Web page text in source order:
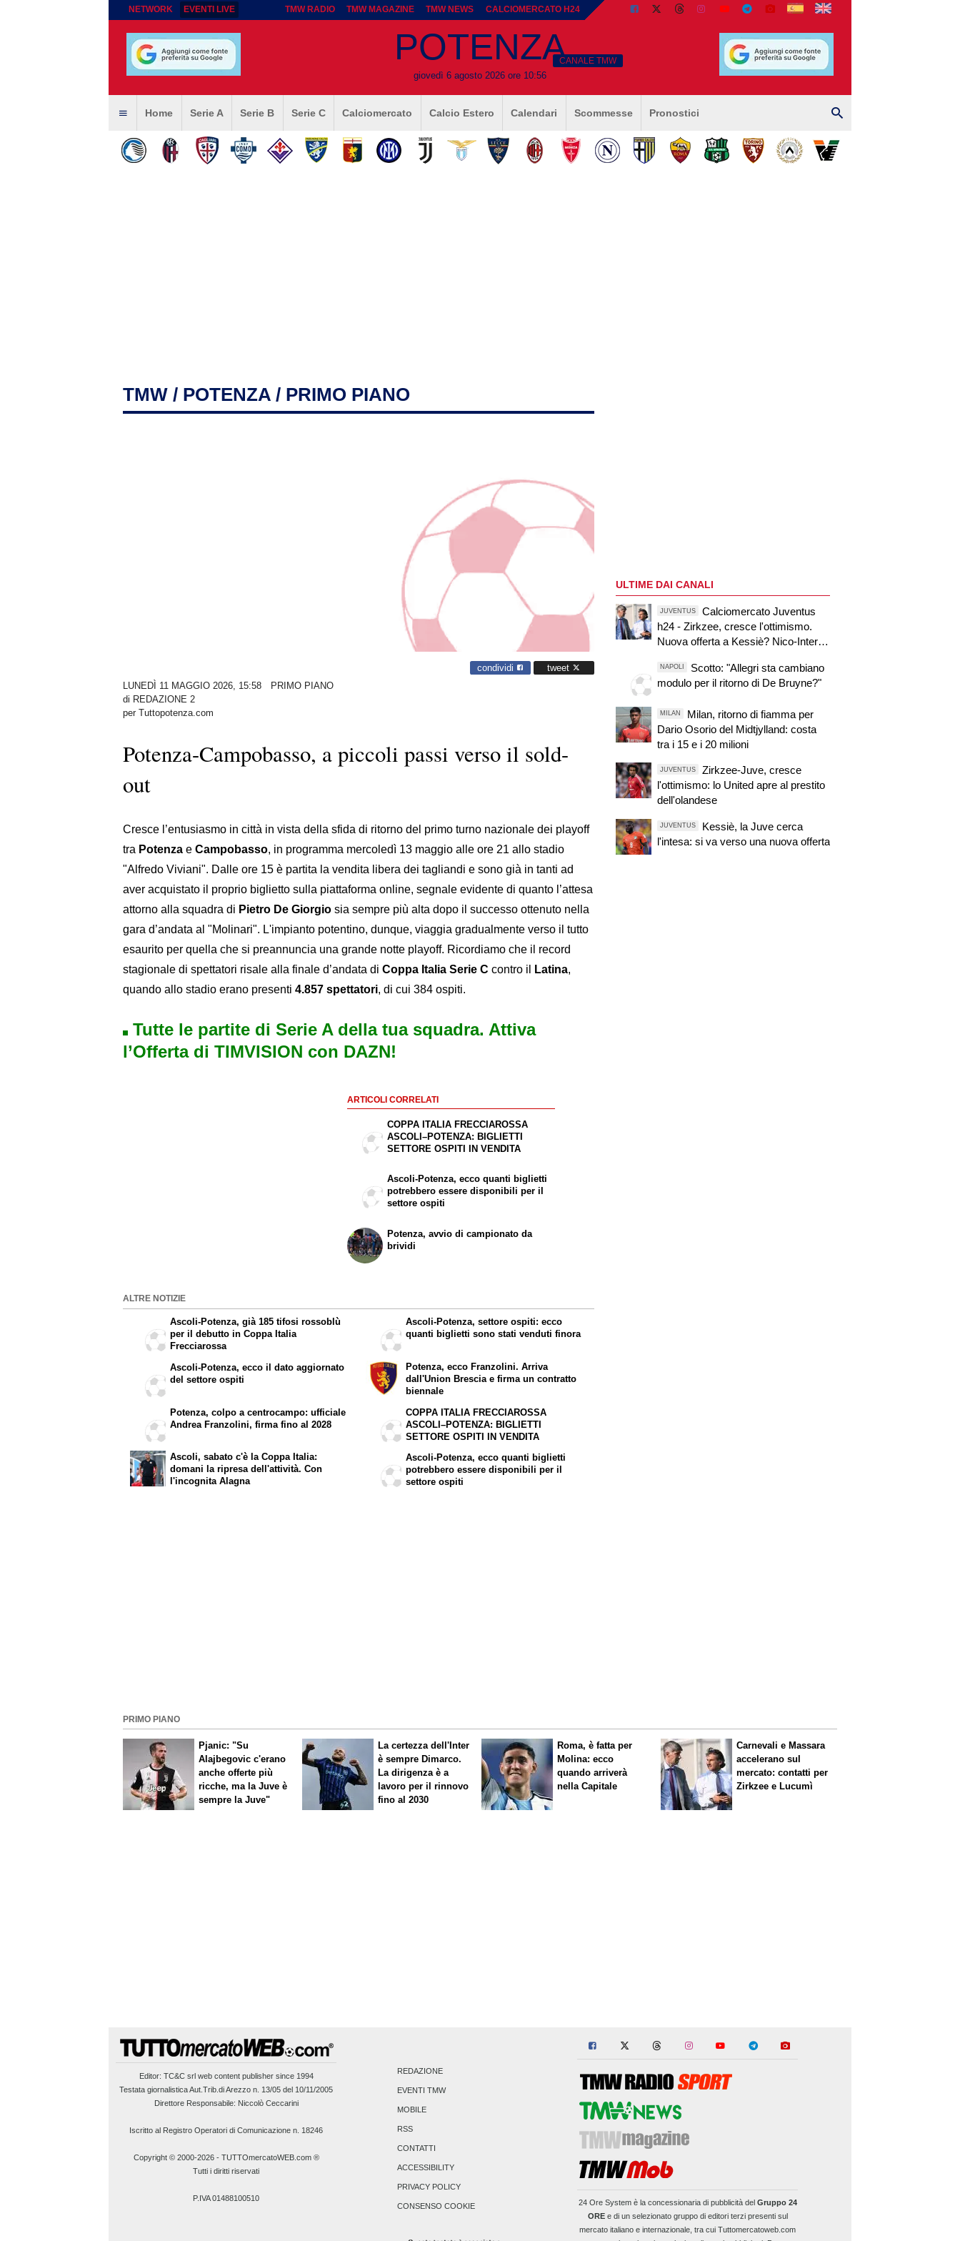
NETWORK EVENTI LIVE TMW RADIO TMW MAGAZINE TMW NEWS CALCIOMERCATO H24
POTENZA
giovedì 6 agosto 2026 ore 10:56
CANALE TMW
Home Serie A Serie B Serie C Calciomercato Calcio Estero Calendari Scommesse Pronostici
TMW / POTENZA / PRIMO PIANO
condividi
tweet
LUNEDÌ 11 MAGGIO 2026, 15:58
PRIMO PIANO
di REDAZIONE 2
per Tuttopotenza.com
Potenza-Campobasso, a piccoli passi verso il sold-
out
Cresce l’entusiasmo in città in vista della sfida di ritorno del primo turno nazionale dei playoff
tra Potenza e Campobasso, in programma mercoledì 13 maggio alle ore 21 allo stadio
"Alfredo Viviani". Dalle ore 15 è partita la vendita libera dei tagliandi e sono già in tanti ad
aver acquistato il proprio biglietto sulla piattaforma online, segnale evidente di quanto l’attesa
attorno alla squadra di Pietro De Giorgio sia sempre più alta dopo il successo ottenuto nella
gara d’andata al "Molinari". L'impianto potentino, dunque, viaggia gradualmente verso il tutto
esaurito per quella che si preannuncia una grande notte playoff. Ricordiamo che il record
stagionale di spettatori risale alla finale d’andata di Coppa Italia Serie C contro il Latina,
quando allo stadio erano presenti 4.857 spettatori, di cui 384 ospiti.
Tutte le partite di Serie A della tua squadra. Attiva
l’Offerta di TIMVISION con DAZN!
ARTICOLI CORRELATI
COPPA ITALIA FRECCIAROSSA
ASCOLI–POTENZA: BIGLIETTI
SETTORE OSPITI IN VENDITA
Ascoli-Potenza, ecco quanti biglietti
potrebbero essere disponibili per il
settore ospiti
Potenza, avvio di campionato da
brividi
ALTRE NOTIZIE
Ascoli-Potenza, già 185 tifosi rossoblù
per il debutto in Coppa Italia
Frecciarossa
Ascoli-Potenza, ecco il dato aggiornato
del settore ospiti
Ascoli-Potenza, settore ospiti: ecco
quanti biglietti sono stati venduti finora
Potenza, ecco Franzolini. Arriva
dall'Union Brescia e firma un contratto
biennale
Potenza, colpo a centrocampo: ufficiale
Andrea Franzolini, firma fino al 2028
Ascoli, sabato c'è la Coppa Italia:
domani la ripresa dell'attività. Con
l'incognita Alagna
COPPA ITALIA FRECCIAROSSA
ASCOLI–POTENZA: BIGLIETTI
SETTORE OSPITI IN VENDITA
Ascoli-Potenza, ecco quanti biglietti
potrebbero essere disponibili per il
settore ospiti
ULTIME DAI CANALI
JUVENTUS
Calciomercato Juventus
h24 - Zirkzee, cresce l'ottimismo.
Nuova offerta a Kessiè? Nico-Inter,
Suzuki in pole, Vicario il piano B.
David in bilico
NAPOLI
Scotto: "Allegri sta cambiano
modulo per il ritorno di De Bruyne?"
MILAN
Milan, ritorno di fiamma per
Dario Osorio del Midtjylland: costa
tra i 15 e i 20 milioni
JUVENTUS
Zirkzee-Juve, cresce
l'ottimismo: lo United apre al prestito
dell'olandese
JUVENTUS
Kessiè, la Juve cerca
l'intesa: si va verso una nuova offerta
PRIMO PIANO
Pjanic: "Su
Alajbegovic c'erano
anche offerte più
ricche, ma la Juve è
sempre la Juve"
La certezza dell'Inter
è sempre Dimarco.
La dirigenza è a
lavoro per il rinnovo
fino al 2030
Roma, è fatta per
Molina: ecco
quando arriverà
nella Capitale
Carnevali e Massara
accelerano sul
mercato: contatti per
Zirkzee e Lucumì
Editor: TC&C srlweb content publisher since 1994
Testata giornalistica Aut.Trib.di Arezzo n. 13/05 del 10/11/2005
Direttore Responsabile: Niccolò Ceccarini
Iscritto al Registro Operatori di Comunicazione n. 18246
Copyright © 2000-2026- TUTTOmercatoWEB.com ®
Tutti i diritti riservati
P.IVA 01488100510
REDAZIONE
EVENTI TMW
MOBILE
RSS
CONTATTI
ACCESSIBILITY
PRIVACY POLICY
CONSENSO COOKIE 24 Ore Systemè la concessionaria di pubblicità del Gruppo 24
OREe di un selezionato gruppo di editori terzi presenti sul
mercato italiano e internazionale, tra cui Tuttomercatoweb.com